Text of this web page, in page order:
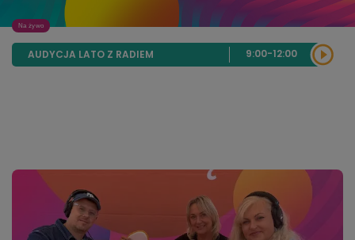
Na żywo
AUDYCJA LATO Z RADIEM 9:00-12:00